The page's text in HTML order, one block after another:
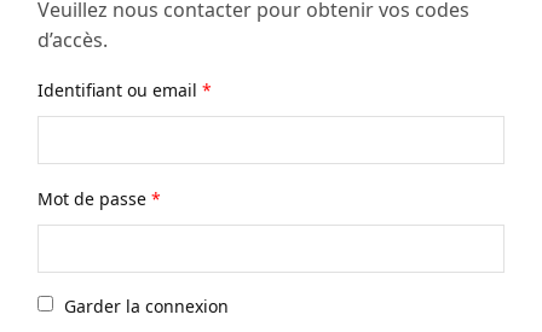
Veuillez nous contacter pour obtenir vos codes
d’accès.
Identifiant ou email*
Mot de passe*
Garder la connexion